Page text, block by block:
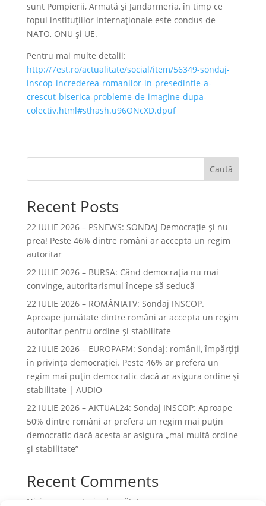
sunt Pompierii, Armată şi Jandarmeria, în timp ce
topul instituţiilor internaţionale este condus de
NATO, ONU şi UE.
Pentru mai multe detalii:
http://7est.ro/actualitate/social/item/56349-sondaj-
inscop-increderea-romanilor-in-presedintie-a-
crescut-biserica-probleme-de-imagine-dupa-
colectiv.html#sthash.u96ONcXD.dpuf
Caută
Recent Posts
22 IULIE 2026 – PSNEWS: SONDAJ Democrație și nu
prea! Peste 46% dintre români ar accepta un regim
autoritar
22 IULIE 2026 – BURSA: Când democraţia nu mai
convinge, autoritarismul începe să seducă
22 IULIE 2026 – ROMÂNIATV: Sondaj INSCOP.
Aproape jumătate dintre români ar accepta un regim
autoritar pentru ordine și stabilitate
22 IULIE 2026 – EUROPAFM: Sondaj: românii, împărțiți
în privința democrației. Peste 46% ar prefera un
regim mai puțin democratic dacă ar asigura ordine și
stabilitate | AUDIO
22 IULIE 2026 – AKTUAL24: Sondaj INSCOP: Aproape
50% dintre români ar prefera un regim mai puțin
democratic dacă acesta ar asigura „mai multă ordine
și stabilitate”
Recent Comments
Niciun comentariu de arătat.